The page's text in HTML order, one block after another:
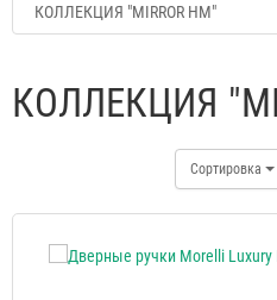
КОЛЛЕКЦИЯ "MIRROR HM"
КОЛЛЕКЦИЯ
Сортировка